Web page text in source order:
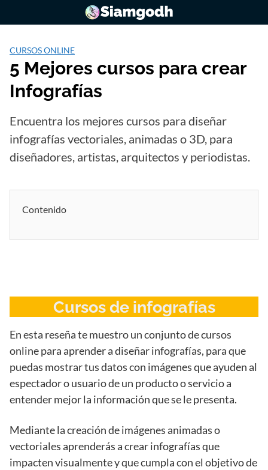
CURSOS ONLINE
5 Mejores cursos para crear
Infografías
Encuentra los mejores cursos para diseñar
infografías vectoriales, animadas o 3D, para
diseñadores, artistas, arquitectos y periodistas.
Contenido
Cursos de infografías
En esta reseña te muestro un conjunto de cursos
online para aprender a diseñar infografías, para que
puedas mostrar tus datos con imágenes que ayuden al
espectador o usuario de un producto o servicio a
entender mejor la información que se le presenta.
Mediante la creación de imágenes animadas o
vectoriales aprenderás a crear infografías que
impacten visualmente y que cumpla con el objetivo de